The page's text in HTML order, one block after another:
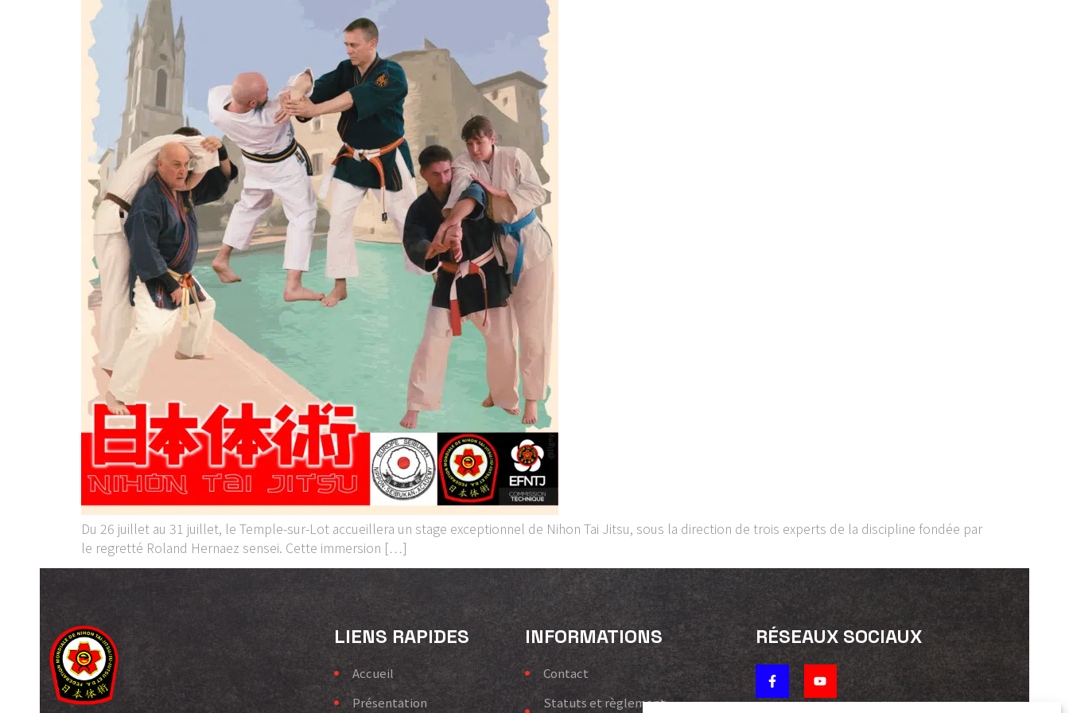
Du 26 juillet au 31 juillet, le Temple-sur-Lot accueillera un stage exceptionnel de Nihon Tai Jitsu, sous la direction de trois experts de la discipline fondée par
le regretté Roland Hernaez sensei. Cette immersion […]
LIENS RAPIDES
Accueil
Présentation
INFORMATIONS
Contact
Statuts et règlement
RÉSEAUX SOCIAUX